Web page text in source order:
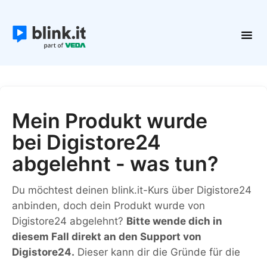
Plattform verwalten
Mein Produkt wurde
bei Digistore24
abgelehnt - was tun?
Du möchtest deinen blink.it-Kurs über Digistore24
anbinden, doch dein Produkt wurde von
Digistore24 abgelehnt? Bitte wende dich in
diesem Fall direkt an den Support von
Digistore24. Dieser kann dir die Gründe für die